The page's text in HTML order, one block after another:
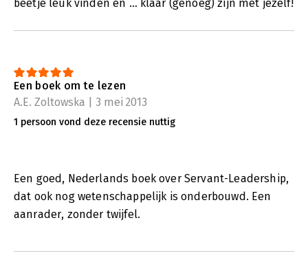
beetje leuk vinden en … klaar (genoeg) zijn met jezelf!
Een boek om te lezen
A.E. Zoltowska | 3 mei 2013
1 persoon vond deze recensie nuttig
Een goed, Nederlands boek over Servant-Leadership,
dat ook nog wetenschappelijk is onderbouwd. Een
aanrader, zonder twijfel.